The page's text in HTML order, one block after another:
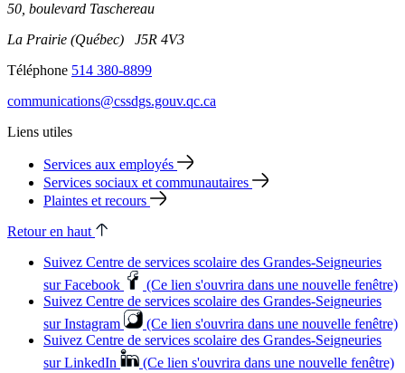
50, boulevard Taschereau
La Prairie (Québec) J5R 4V3
Téléphone 514 380-8899
communications@cssdgs.gouv.qc.ca
Liens utiles
Services aux employés
Services sociaux et communautaires
Plaintes et recours
Retour en haut
Suivez Centre de services scolaire des Grandes‑Seigneuries
sur Facebook
(Ce lien s'ouvrira dans une nouvelle fenêtre)
Suivez Centre de services scolaire des Grandes‑Seigneuries
sur Instagram
(Ce lien s'ouvrira dans une nouvelle fenêtre)
Suivez Centre de services scolaire des Grandes‑Seigneuries
sur LinkedIn
(Ce lien s'ouvrira dans une nouvelle fenêtre)